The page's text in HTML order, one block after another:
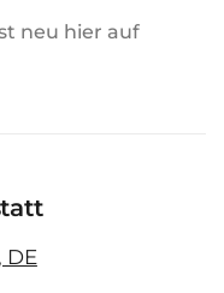
neu hier auf
DE